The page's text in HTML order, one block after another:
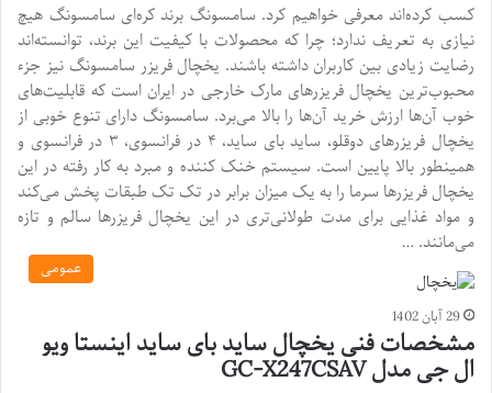
کسب کرده‌اند معرفی خواهیم کرد. سامسونگ برند کره‌ای سامسونگ هیچ
نیازی به تعریف ندارد؛ چرا که محصولات با کیفیت این برند، توانسته‌اند
رضایت زیادی بین کاربران داشته باشند. یخچال فریزر سامسونگ نیز جزء
محبوب‌ترین یخچال فریزرهای مارک خارجی در ایران است که قابلیت‌های
خوب آن‌ها ارزش خرید آن‌ها را بالا می‌برد. سامسونگ دارای تنوع خوبی از
یخچال فریزرهای دوقلو، ساید بای ساید، ۴ در فرانسوی، ۳ در فرانسوی و
همینطور بالا پایین است. سیستم خنک کننده و مبرد به کار رفته در این
یخچال فریزرها سرما را به یک میزان برابر در تک تک طبقات پخش می‌کند
و مواد غذایی برای مدت طولانی‌تری در این یخچال فریزرها سالم و تازه
می‌مانند. …
عمومی
29 آبان 1402
مشخصات فنی یخچال ساید بای ساید اینستا ویو
ال جی مدل GC-X247CSAV